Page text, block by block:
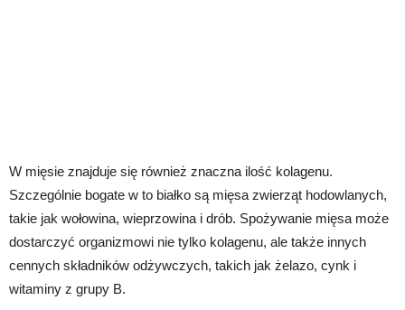
W mięsie znajduje się również znaczna ilość kolagenu.
Szczególnie bogate w to białko są mięsa zwierząt hodowlanych,
takie jak wołowina, wieprzowina i drób. Spożywanie mięsa może
dostarczyć organizmowi nie tylko kolagenu, ale także innych
cennych składników odżywczych, takich jak żelazo, cynk i
witaminy z grupy B.